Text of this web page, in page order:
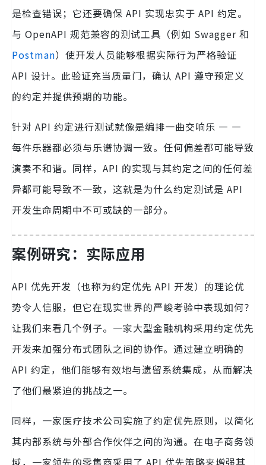
是检查错误；它还要确保 API 实现忠实于 API 约定。
与 OpenAPI 规范兼容的测试工具（例如 Swagger 和
Postman）使开发人员能够根据实际行为严格验证
API 设计。此验证充当质量门，确认 API 遵守预定义
的约定并提供预期的功能。
针对 API 约定进行测试就像是编排一曲交响乐 — —
每件乐器都必须与乐谱协调一致。任何偏差都可能导致
演奏不和谐。同样，API 的实现与其约定之间的任何差
异都可能导致不一致，这就是为什么约定测试是 API
开发生命周期中不可或缺的一部分。
案例研究：实际应用
API 优先开发（也称为约定优先 API 开发）的理论优
势令人信服，但它在现实世界的严峻考验中表现如何？
让我们来看几个例子。一家大型金融机构采用约定优先
开发来加强分布式团队之间的协作。通过建立明确的
API 约定，他们能够有效地与遗留系统集成，从而解决
了他们最紧迫的挑战之一。
同样，一家医疗技术公司实施了约定优先原则，以简化
其内部系统与外部合作伙伴之间的沟通。在电子商务领
域，一家领先的零售商采用了 API 优先策略来增强其